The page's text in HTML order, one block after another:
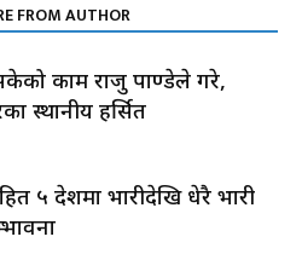
FROM AUTHOR
काम राजु पाण्डेले गरे,
स्थानीय हर्सित
५ प्रदेशमा भारीदेखि धेरै भारी